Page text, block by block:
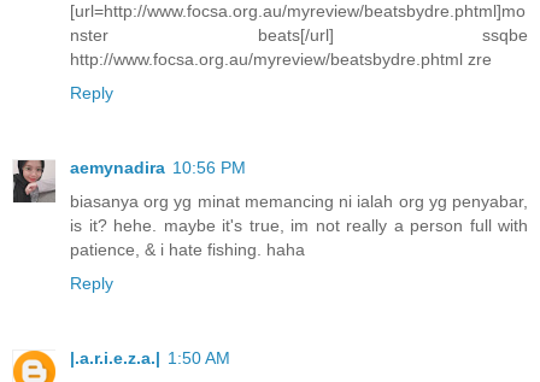
[url=http://www.focsa.org.au/myreview/beatsbydre.phtml]mo
nster beats[/url] ssqbe
http://www.focsa.org.au/myreview/beatsbydre.phtml zre
Reply
aemynadira 10:56 PM
biasanya org yg minat memancing ni ialah org yg penyabar,
is it? hehe. maybe it's true, im not really a person full with
patience, & i hate fishing. haha
Reply
|.a.r.i.e.z.a.| 1:50 AM